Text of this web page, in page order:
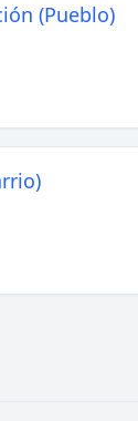
(Pueblo)